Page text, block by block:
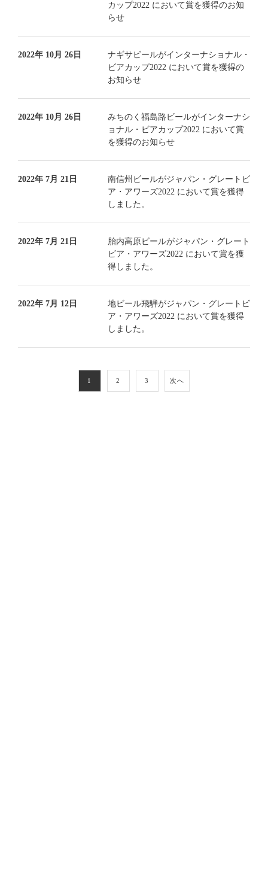
カップ2022 において賞を獲得のお知
らせ
2022年 10月 26日
ナギサビールがインターナショナル・
ビアカップ2022 において賞を獲得の
お知らせ
2022年 10月 26日
みちのく福島路ビールがインターナシ
ョナル・ビアカップ2022 において賞
を獲得のお知らせ
2022年 7月 21日
南信州ビールがジャパン・グレートビ
ア・アワーズ2022 において賞を獲得
しました。
2022年 7月 21日
胎内高原ビールがジャパン・グレート
ビア・アワーズ2022 において賞を獲
得しました。
2022年 7月 12日
地ビール飛騨がジャパン・グレートビ
ア・アワーズ2022 において賞を獲得
しました。
1 2 3 次へ